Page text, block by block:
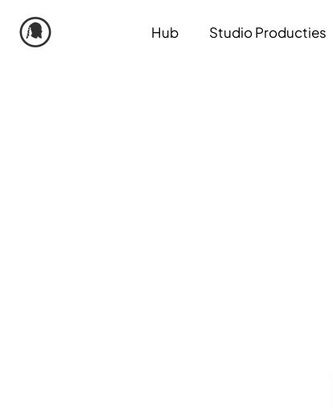
Hub Studio Producties